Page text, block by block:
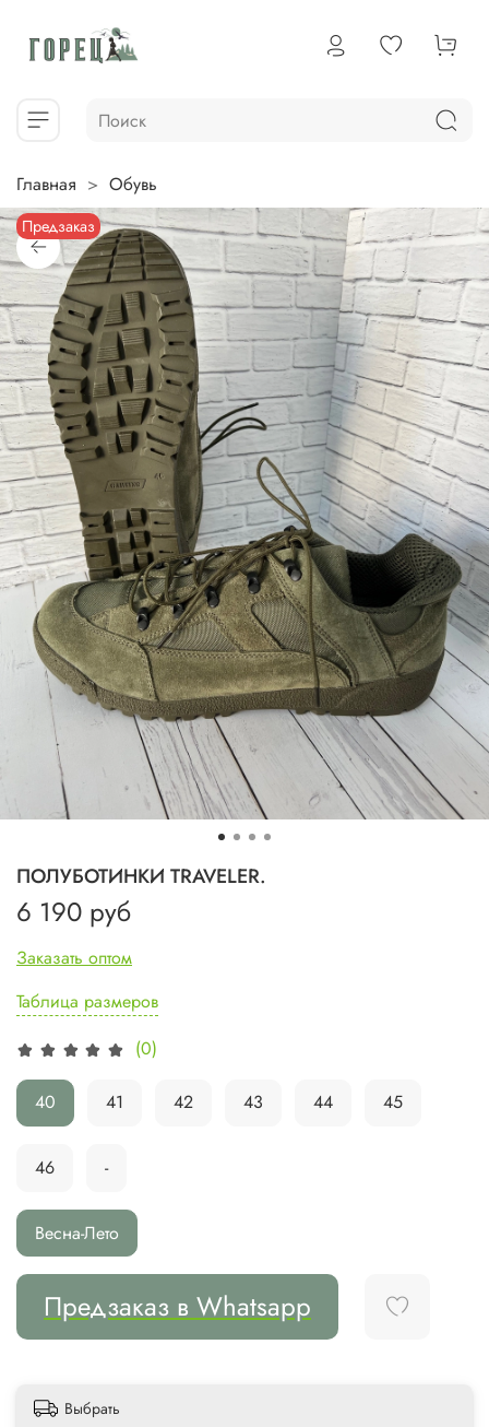
Главная Обувь
Предзаказ
(0)
ПОЛУБОТИНКИ TRAVЕLER.
6 190 руб
Заказать оптом
Таблица размеров
Предзаказ в Whatsapp
40 41 42 43 44 45
46 -
Весна-Лето
Выбрать